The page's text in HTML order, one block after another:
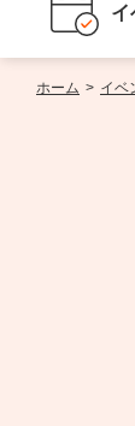
イ
ホーム > イベ